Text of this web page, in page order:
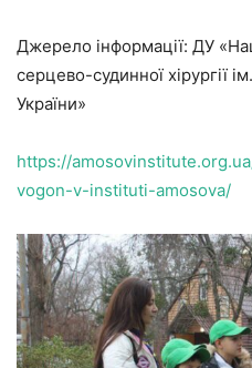
Джерело інформації: ДУ
серцево-судинної
України»
https://
vogon-v-instituti-amosova/